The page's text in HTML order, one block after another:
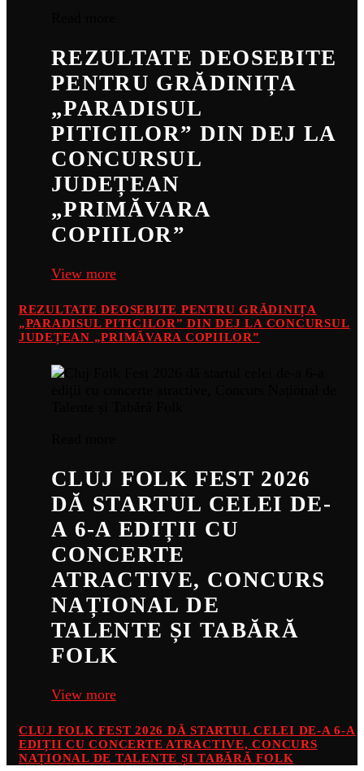
REZULTATE DEOSEBITE
PENTRU GRĂDINIȚA
„PARADISUL
PITICILOR” DIN DEJ LA
CONCURSUL
JUDEȚEAN
„PRIMĂVARA
COPIILOR”
View more
REZULTATE DEOSEBITE PENTRU GRĂDINIȚA
„PARADISUL PITICILOR” DIN DEJ LA CONCURSUL
JUDEȚEAN „PRIMĂVARA COPIILOR”
CLUJ FOLK FEST 2026
DĂ STARTUL CELEI DE-
A 6-A EDIȚII CU
CONCERTE
ATRACTIVE, CONCURS
NAȚIONAL DE
TALENTE ȘI TABĂRĂ
FOLK
View more
CLUJ FOLK FEST 2026 DĂ STARTUL CELEI DE-A 6-A
EDIȚII CU CONCERTE ATRACTIVE, CONCURS
NAȚIONAL DE TALENTE ȘI TABĂRĂ FOLK